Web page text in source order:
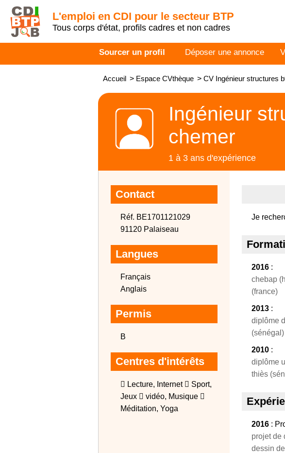
L'emploi en CDI pour le secteur BTP
Tous corps d'état, profils cadres et non cadres
Sourcer un profil Déposer une annonce
Accueil > Espace CVthèque > CV Ingénieur structures
Ingénieur
chemer
1 à 3 ans d'expérience
Contact
Réf. BE1701121029
91120 Palaiseau
Langues
Français
Anglais
Permis
B
Centres d'intérêts
 Lecture, Internet  Sport,
Jeux  vidéo, Musique 
Méditation, Yoga
Je
2016 :
chebap
(france)
2013 :
diplôme
(sénégal)
2010 :
diplôme
thiès
2016 :
projet de
dessin